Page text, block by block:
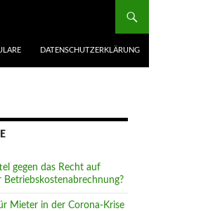
DATENSCHUTZERKLÄRUNG
gegen das Recht auf
Betriebskostenabrechnung?
Mieter in der Corona-Krise